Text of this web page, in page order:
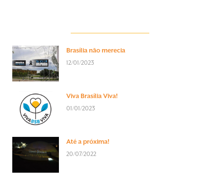
Brasília não merecia
12/01/2023
Viva Brasília Viva!
01/01/2023
Até a próxima!
20/07/2022